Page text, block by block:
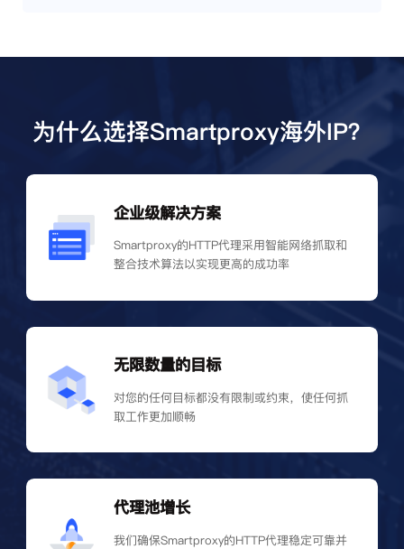
为什么选择Smartproxy海外IP？
企业级解决方案
Smartproxy的HTTP代理采用智能网络抓取和
整合技术算法以实现更高的成功率
无限数量的目标
对您的任何目标都没有限制或约束，使任何抓
取工作更加顺畅
代理池增长
我们确保Smartproxy的HTTP代理稳定可靠并